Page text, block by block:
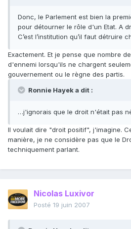
Donc, le Parlement est bien la
pour détourner le rôle d'un Etat. A
C’est l’institution qu’il faut détruire
Exactement. Et je pense que nombre
d'ennemi lorsqu'ils ne chargent
gouvernement ou le règne des partis.
Ronnie Hayek a dit :
…j'ignorais que le droit n'était pas
Il voulait dire "droit positif", j'imagine.
manière, je ne considère pas que le
techniquement parlant.
Nicolas Luxivor
Posté 19 juin 2007